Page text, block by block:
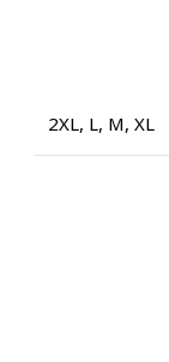
2XL, L, M, XL